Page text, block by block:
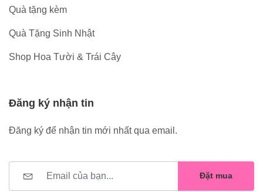
Quà tặng kèm
Quà Tặng Sinh Nhật
Shop Hoa Tười & Trái Cây
Đăng ký nhận tin
Đăng ký để nhận tin mới nhất qua email.
Đặt mua